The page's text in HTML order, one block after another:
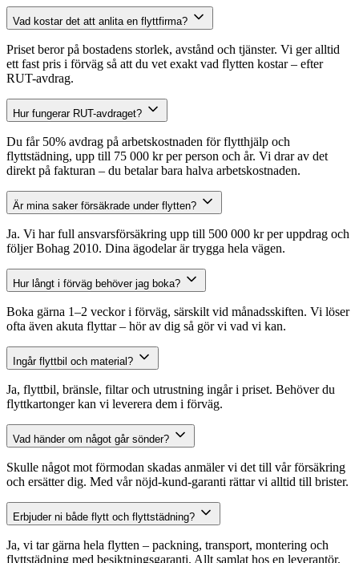
Vad kostar det att anlita en flyttfirma?
Priset beror på bostadens storlek, avstånd och tjänster. Vi ger alltid
ett fast pris i förväg så att du vet exakt vad flytten kostar – efter
RUT-avdrag.
Hur fungerar RUT-avdraget?
Du får 50% avdrag på arbetskostnaden för flytthjälp och
flyttstädning, upp till 75 000 kr per person och år. Vi drar av det
direkt på fakturan – du betalar bara halva arbetskostnaden.
Är mina saker försäkrade under flytten?
Ja. Vi har full ansvarsförsäkring upp till 500 000 kr per uppdrag och
följer Bohag 2010. Dina ägodelar är trygga hela vägen.
Hur långt i förväg behöver jag boka?
Boka gärna 1–2 veckor i förväg, särskilt vid månadsskiften. Vi löser
ofta även akuta flyttar – hör av dig så gör vi vad vi kan.
Ingår flyttbil och material?
Ja, flyttbil, bränsle, filtar och utrustning ingår i priset. Behöver du
flyttkartonger kan vi leverera dem i förväg.
Vad händer om något går sönder?
Skulle något mot förmodan skadas anmäler vi det till vår försäkring
och ersätter dig. Med vår nöjd-kund-garanti rättar vi alltid till brister.
Erbjuder ni både flytt och flyttstädning?
Ja, vi tar gärna hela flytten – packning, transport, montering och
flyttstädning med besiktningsgaranti. Allt samlat hos en leverantör.